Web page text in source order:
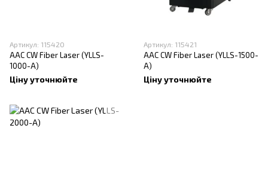
Артикул: 115420
AAC CW Fiber Laser (YLLS-
1000-A)
Ціну уточнюйте
Артикул: 115421
AAC CW Fiber Laser (YLLS-1500-
A)
Ціну уточнюйте